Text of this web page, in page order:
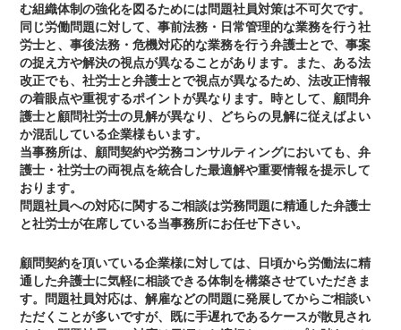
む組織体制の強化を図るためには問題社員対策は不可欠です。
同じ労働問題に対して、事前法務・日常管理的な業務を行う社
労士と、事後法務・危機対応的な業務を行う弁護士とで、事案
の捉え方や解決の視点が異なることがあります。また、ある法
改正でも、社労士と弁護士とで視点が異なるため、法改正情報
の着眼点や重視するポイントが異なります。時として、顧問弁
護士と顧問社労士の見解が異なり、どちらの見解に従えばよい
か混乱している企業様もいます。
当事務所は、顧問契約や労務コンサルティングにおいても、弁
護士・社労士の両視点を統合した最適解や重要情報を提示して
おります。
問題社員への対応に関するご相談は労務問題に精通した弁護士
と社労士が在席している当事務所にお任せ下さい。
顧問契約を頂いている企業様に対しては、日頃から労働法に精
通した弁護士に気軽に相談できる体制を構築させていただきま
す。問題社員対応は、解雇などの問題に発展してからご相談い
ただくことが多いですが、既に手遅れであるケースが散見され